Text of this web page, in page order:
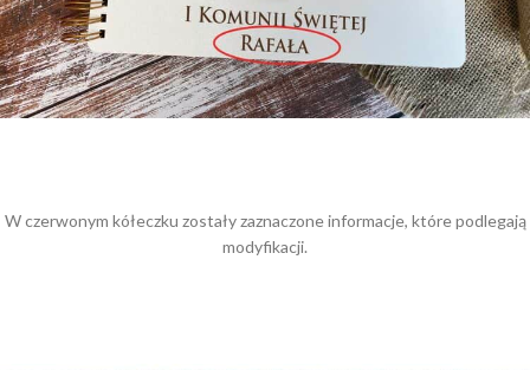
W czerwonym kółeczku zostały zaznaczone informacje, które podlegają
modyfikacji.